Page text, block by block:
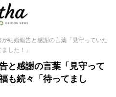
が結婚報告と感謝の言葉「見守っていた
した！」
と感謝の言葉「見守って
も続々「待ってまし